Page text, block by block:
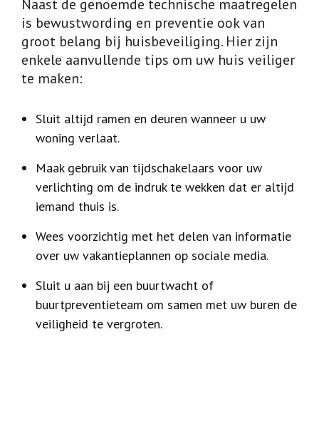
Naast de genoemde technische maatregelen
is bewustwording en preventie ook van
groot belang bij huisbeveiliging. Hier zijn
enkele aanvullende tips om uw huis veiliger
te maken:
Sluit altijd ramen en deuren wanneer u uw
woning verlaat.
Maak gebruik van tijdschakelaars voor uw
verlichting om de indruk te wekken dat er altijd
iemand thuis is.
Wees voorzichtig met het delen van informatie
over uw vakantieplannen op sociale media.
Sluit u aan bij een buurtwacht of
buurtpreventieteam om samen met uw buren de
veiligheid te vergroten.